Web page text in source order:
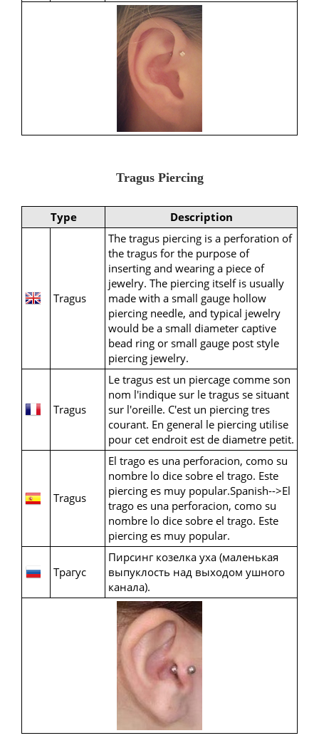
Tragus Piercing
Type Description
Tragus
The tragus piercing is a perforation of
the tragus for the purpose of
inserting and wearing a piece of
jewelry. The piercing itself is usually
made with a small gauge hollow
piercing needle, and typical jewelry
would be a small diameter captive
bead ring or small gauge post style
piercing jewelry.
Tragus
Le tragus est un piercage comme son
nom l'indique sur le tragus se situant
sur l'oreille. C'est un piercing tres
courant. En general le piercing utilise
pour cet endroit est de diametre petit.
Tragus
El trago es una perforacion, como su
nombre lo dice sobre el trago. Este
piercing es muy popular.Spanish-->El
trago es una perforacion, como su
nombre lo dice sobre el trago. Este
piercing es muy popular.
Трагус
Пирсинг козелка уха (маленькая
выпуклость над выходом ушного
канала).